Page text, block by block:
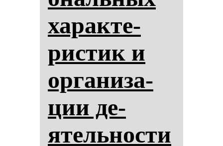
ха­рак­те­
рис­тик и
ор­га­ни­за­
ции де­
ятель­нос­ти